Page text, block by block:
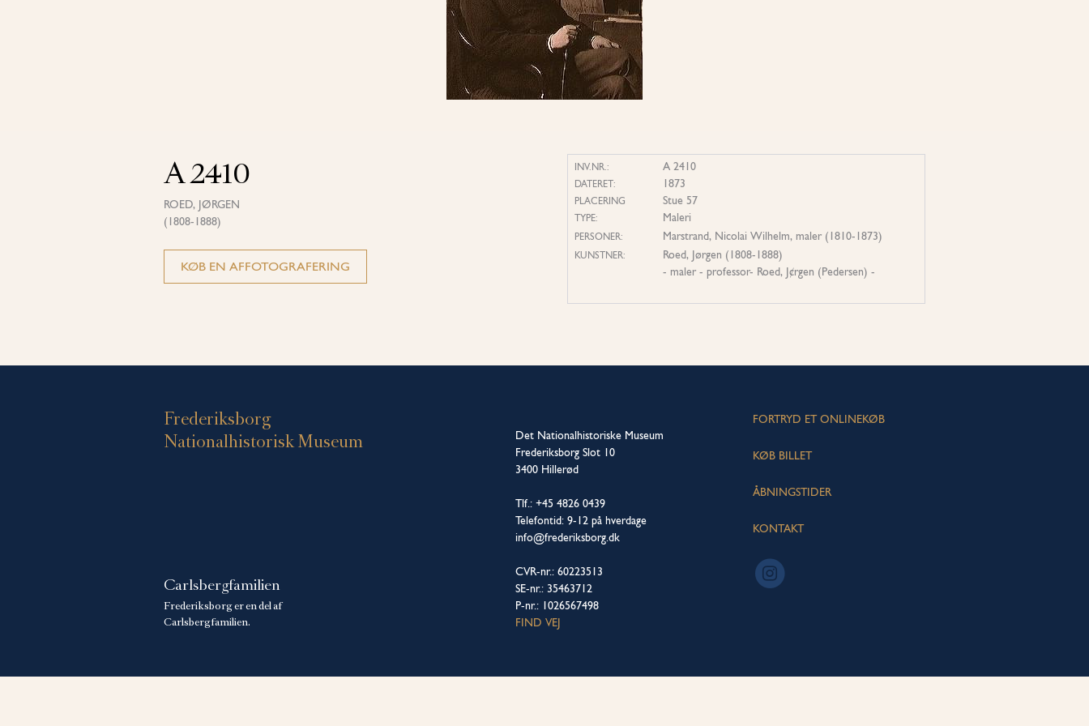
A 2410
ROED, JØRGEN
(1808-1888)
KØB EN AFFOTOGRAFERING
INV.NR.: A 2410
DATERET: 1873
PLACERING Stue 57
TYPE: Maleri
PERSONER: Marstrand, Nicolai Wilhelm, maler (1810-1873)
KUNSTNER:
Roed, Jørgen (1808-1888)
- maler - professor- Roed, J¢rgen (Pedersen) -
Frederiksborg
Nationalhistorisk Museum
Carlsbergfamilien
Frederiksborg er en del af
Carlsbergfamilien.
Det Nationalhistoriske Museum
Frederiksborg Slot 10
3400 Hillerød
Tlf.: +45 4826 0439
Telefontid: 9-12 på hverdage
info@frederiksborg.dk
CVR-nr.: 60223513
SE-nr.: 35463712
P-nr.: 1026567498
FIND VEJ
FORTRYD ET ONLINEKØB
KØB BILLET
ÅBNINGSTIDER
KONTAKT